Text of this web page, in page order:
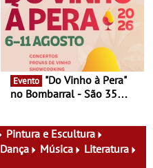
família e muito mais
Evento
no Bombarral - São 35
experiências
Pintura e Escultura
Dança Música
Literatura